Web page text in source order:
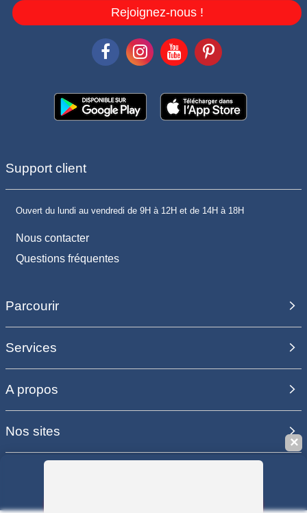
Rejoignez-nous !
Support client
Ouvert du lundi au vendredi de 9H à 12H et de 14H à 18H
Nous contacter
Questions fréquentes
Parcourir
Services
A propos
Nos sites
✕